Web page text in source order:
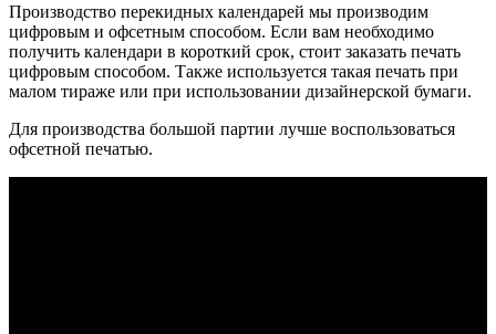
Производство перекидных календарей мы производим
цифровым и офсетным способом. Если вам необходимо
получить календари в короткий срок, стоит заказать печать
цифровым способом. Также используется такая печать при
малом тираже или при использовании дизайнерской бумаги.
Для производства большой партии лучше воспользоваться
офсетной печатью.